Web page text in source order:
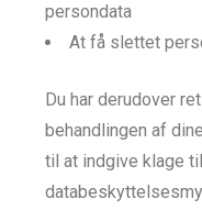
persondata
At få slettet
Du har derudover
behandlingen af
til at indgive klage